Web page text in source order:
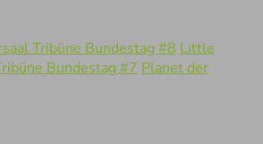
Tribüne Bundestag #8 Little
Bundestag #7 Planet der